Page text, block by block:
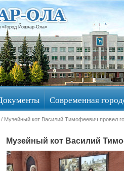
«Город Йошкар-Ола»
Современная
/ Музейный кот Василий Тимофеевич провел
Музейный кот Василий